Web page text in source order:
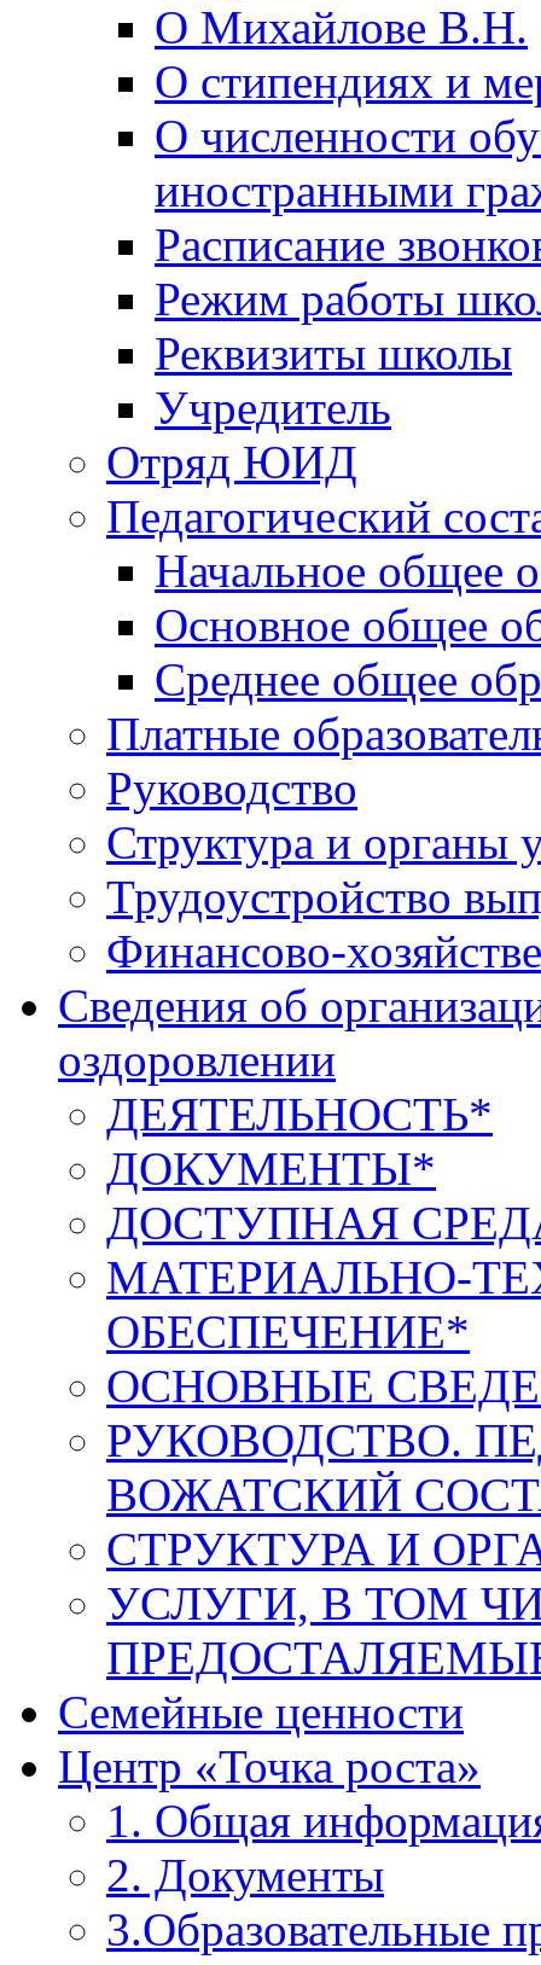
О Михайлове В.Н.
О стипендиях и
О численности
иностранными
Расписание
Режим работы
Реквизиты школы
Учредитель
Отряд ЮИД
Педагогический
Начальное общее
Основное общее
Среднее общее
Платные
Руководство
Структура и органы
Трудоустройство
Финансово-
Сведения об
оздоровлении
ДЕЯТЕЛЬНОСТЬ*
ДОКУМЕНТЫ*
ДОСТУПНАЯ
МАТЕРИАЛЬНО-
ОБЕСПЕЧЕНИЕ*
ОСНОВНЫЕ
РУКОВОДСТВО.
ВОЖАТСКИЙ
СТРУКТУРА И
УСЛУГИ, В ТОМ
Семейные ценности
Центр «Точка роста»
1. Общая
2. Документы
3.Образовательные